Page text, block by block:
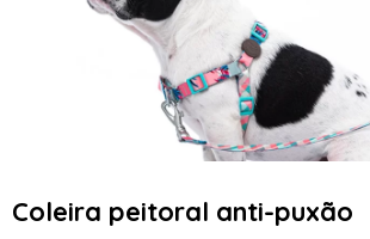
Coleira peitoral anti-puxão